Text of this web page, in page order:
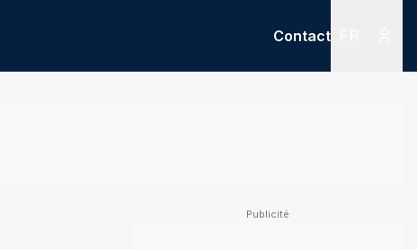
Contact